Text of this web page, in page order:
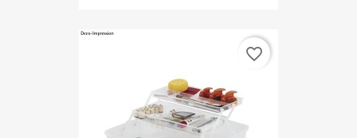
favorite_border